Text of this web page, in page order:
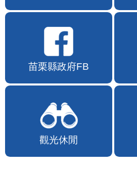
苗栗縣政府FB
觀光休閒